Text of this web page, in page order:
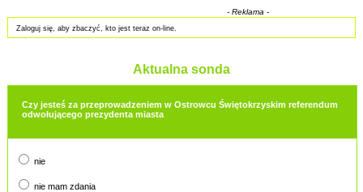
- Reklama -
Zaloguj się, aby zbaczyć, kto jest teraz on-line.
Aktualna sonda
Czy jesteś za przeprowadzeniem w Ostrowcu Świętokrzyskim referendum
odwołującego prezydenta miasta
nie
nie mam zdania